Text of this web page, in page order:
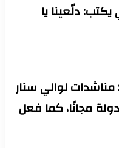
دلّعينا يا
لوالي سنار
مجانًا، كما فعل